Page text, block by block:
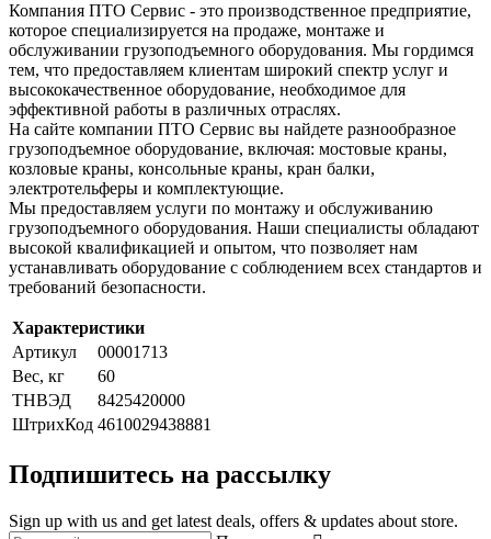
Компания ПТО Сервис - это производственное предприятие,
которое специализируется на продаже, монтаже и
обслуживании грузоподъемного оборудования. Мы гордимся
тем, что предоставляем клиентам широкий спектр услуг и
высококачественное оборудование, необходимое для
эффективной работы в различных отраслях.
На сайте компании ПТО Сервис вы найдете разнообразное
грузоподъемное оборудование, включая: мостовые краны,
козловые краны, консольные краны, кран балки,
электротельферы и комплектующие.
Мы предоставляем услуги по монтажу и обслуживанию
грузоподъемного оборудования. Наши специалисты обладают
высокой квалификацией и опытом, что позволяет нам
устанавливать оборудование с соблюдением всех стандартов и
требований безопасности.
Характеристики
Артикул
00001713
Вес, кг
60
ТНВЭД
8425420000
ШтрихКод 4610029438881
Подпишитесь на рассылку
Sign up with us and get latest deals, offers & updates about store.